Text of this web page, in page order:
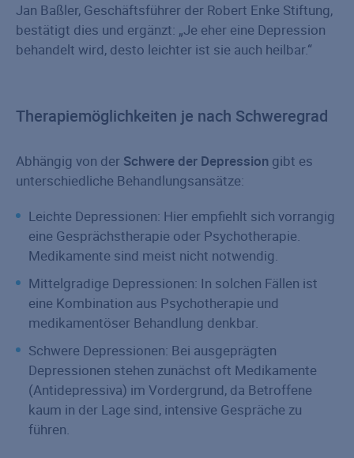
Jan Baßler, Geschäftsführer der Robert Enke Stiftung,
bestätigt dies und ergänzt: „Je eher eine Depression
behandelt wird, desto leichter ist sie auch heilbar.“
Therapiemöglichkeiten je nach Schweregrad
Abhängig von der Schwere der Depression gibt es
unterschiedliche Behandlungsansätze:
Leichte Depressionen: Hier empfiehlt sich vorrangig
eine Gesprächstherapie oder Psychotherapie.
Medikamente sind meist nicht notwendig.
Mittelgradige Depressionen: In solchen Fällen ist
eine Kombination aus Psychotherapie und
medikamentöser Behandlung denkbar.
Schwere Depressionen: Bei ausgeprägten
Depressionen stehen zunächst oft Medikamente
(Antidepressiva) im Vordergrund, da Betroffene
kaum in der Lage sind, intensive Gespräche zu
führen.